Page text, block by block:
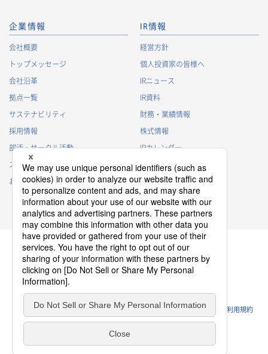
企業情報
会社概要
トップメッセージ
会社沿革
拠点一覧
サステナビリティ
採用情報
部活・サークル活動
スポンサー活動
お問い合わせ
IR情報
経営方針
個人投資家の皆様へ
IRニュース
IR資料
財務・業績情報
株式情報
IRカレンダー
IRに関するよくあるご質問
IRポリシー
免責事項
プライバシーポリシー
クッキーポリシー
ソーシャルメディアポリシー
ウェブサイトのご利用条件 利用規約